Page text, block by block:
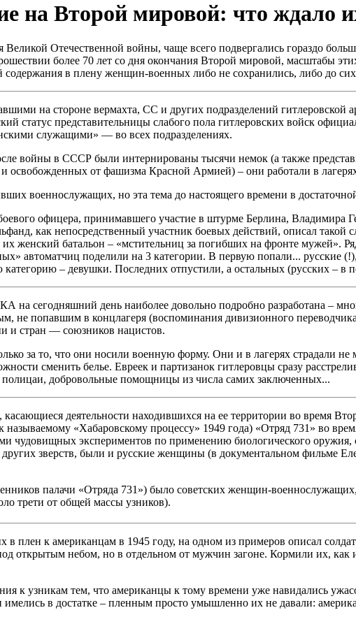
Второй мировой: что ждало
Отечественной войны, чаще всего подвергались гораздо
более 70 лет со дня окончания Второй мировой, масштабы
в плену женщин-военных либо не сохранились, либо до
на стороне вермахта, СС и других подразделений
статус представительницы слабого пола гитлеровских войск
служащими» — во всех подразделениях.
войны в СССР были интернированы тысячи немок (а также
и освобожденных от фашизма Красной Армией) – они работали в
военнослужащих, но эта тема до настоящего времени в
офицера, принимавшего участие в штурме Берлина, Владимира
как непосредственный участник боевых действий, описал
их женский батальон – «мстительниц за погибших на фронте мужей».
автоматчиц поделили на 3 категории. В первую попали... русские
– девушки. Последних отпустили, а остальных (русских – в
сегодняшний день наиболее довольно подробно разработана –
не попавшим в концлагеря (воспоминания дивизионного
и стран — союзников нацистов.
за то, что они носили военную форму. Они и в лагерях страдали
сменить белье. Евреек и партизанок гитлеровцы сразу
добровольные помощницы из числа самих заключенных...
деятельности находившихся на ее территории во время
называемому «Хабаровскому процессу» 1949 года) «Отряд 731» во
чудовищных экспериментов по применению биологического
зверств, были и русские женщины (в документальном фильме
палачи «Отряда 731») было советских женщин-
трети от общей массы узников).
в плен к американцам в 1945 году, на одном из примеров описал
открытым небом, но в отдельном от мужчин загоне. Кормили их, как
к узникам тем, что американцы к тому времени уже навидались
в достатке – пленным просто умышленно их не давали: